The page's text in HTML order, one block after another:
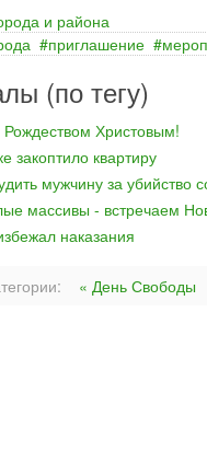
и района
приглашение
(по тегу)
Христовым!
закоптило квартиру
мужчину за убийство
массивы - встречаем
наказания
« День Свободы